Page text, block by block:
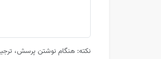
نکته: هنگام نوشتن پرسش،